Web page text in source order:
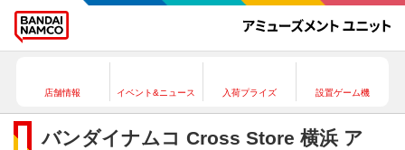
店舗情報 イベント&ニュース 入荷プライズ 設置ゲーム機
バンダイナムコ Cross Store 横浜 ア